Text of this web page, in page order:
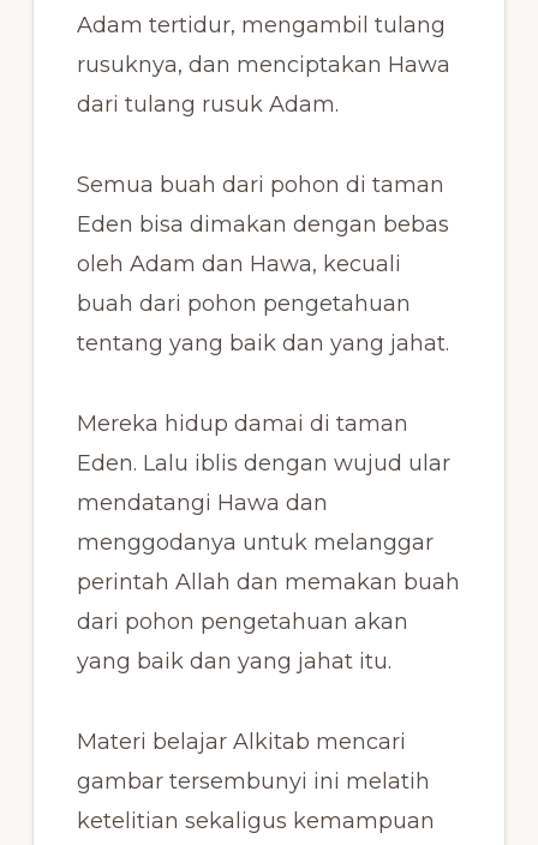
Adam tertidur, mengambil tulang
rusuknya, dan menciptakan Hawa
dari tulang rusuk Adam.
Semua buah dari pohon di taman
Eden bisa dimakan dengan bebas
oleh Adam dan Hawa, kecuali
buah dari pohon pengetahuan
tentang yang baik dan yang jahat.
Mereka hidup damai di taman
Eden. Lalu iblis dengan wujud ular
mendatangi Hawa dan
menggodanya untuk melanggar
perintah Allah dan memakan buah
dari pohon pengetahuan akan
yang baik dan yang jahat itu.
Materi belajar Alkitab mencari
gambar tersembunyi ini melatih
ketelitian sekaligus kemampuan